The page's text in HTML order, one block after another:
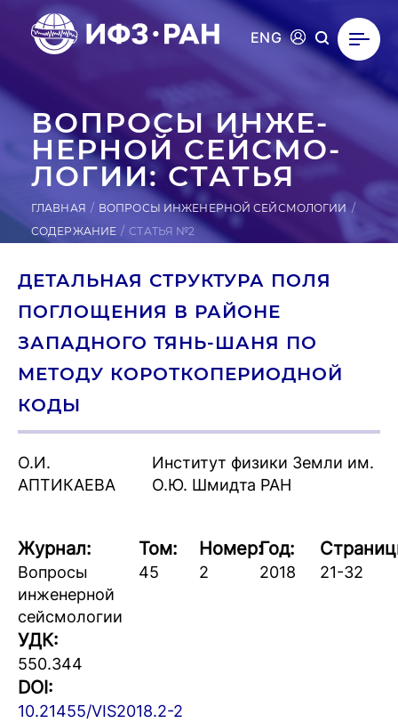
ENG
ВОПРОСЫ ИН­ЖЕ­
НЕР­НОЙ СЕЙ­СМО­
ЛОГИИ: СТАТЬЯ
ГЛАВНАЯ
ВОПРОСЫ ИНЖЕНЕРНОЙ СЕЙСМОЛОГИИ
СОДЕРЖАНИЕ
СТАТЬЯ №2
ДЕТАЛЬНАЯ СТРУКТУРА ПОЛЯ
ПОГЛОЩЕНИЯ В РАЙОНЕ
ЗАПАДНОГО ТЯНЬ-ШАНЯ ПО
МЕТОДУ КОРОТКОПЕРИОДНОЙ
КОДЫ
О.И.
АПТИКАЕВА
Институт физики Земли им.
О.Ю. Шмидта РАН
Журнал:
Вопросы
инженерной
сейсмологии
Том:
45
Номер:
2
Год:
2018 21-32
УДК:
550.344
DOI:
10.21455/VIS2018.2-2